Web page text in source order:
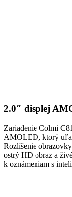
2.0″ displej
Zariadenie Colmi
AMOLED, ktorý
Rozlíšenie
ostrý HD obraz a
k oznámeniam s